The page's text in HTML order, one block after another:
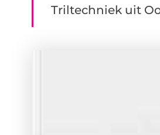
Triltechniek uit